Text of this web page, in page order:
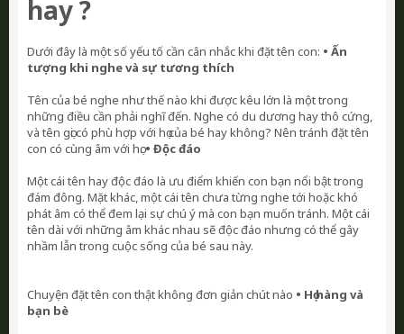
hay ?
Dưới đây là một số yếu tố cần cân nhắc khi đặt tên con: • Ấn
tượng khi nghe và sự tương thích
Tên của bé nghe như thế nào khi được kêu lớn là một trong
những điều cần phải nghĩ đến. Nghe có du dương hay thô cứng,
và tên gọi có phù hợp với họ của bé hay không? Nên tránh đặt tên
con có cùng âm với họ.• Độc đáo
Một cái tên hay độc đáo là ưu điểm khiến con bạn nổi bật trong
đám đông. Mặt khác, một cái tên chưa từng nghe tới hoặc khó
phát âm có thể đem lại sự chú ý mà con bạn muốn tránh. Một cái
tên dài với những âm khác nhau sẽ độc đáo nhưng có thể gây
nhầm lẫn trong cuộc sống của bé sau này.
Chuyện đặt tên con thật không đơn giản chút nào • Họ hàng và
bạn bè